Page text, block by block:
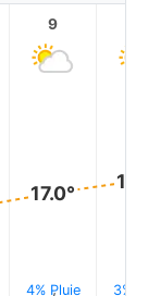
9
17.0°
4% Pluie 3%